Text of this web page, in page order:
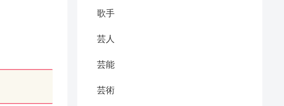
歌手
芸人
芸能
芸術